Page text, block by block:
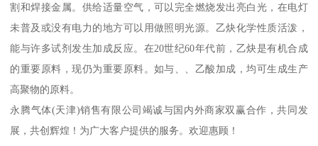
割和焊接金属。供给适量空气，可以完全燃烧发出亮白光，在电灯
未普及或没有电力的地方可以用做照明光源。乙炔化学性质活泼，
能与许多试剂发生加成反应。在20世纪60年代前，乙炔是有机合成
的重要原料，现仍为重要原料。如与、、乙酸加成，均可生成生产
高聚物的原料。
永腾气体(天津)销售有限公司竭诚与国内外商家双赢合作，共同发
展，共创辉煌！为广大客户提供的服务。欢迎惠顾！